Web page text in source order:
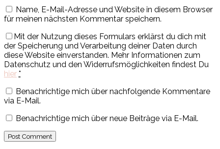
Name, E-Mail-Adresse und Website in diesem Browser
für meinen nächsten Kommentar speichern.
Mit der Nutzung dieses Formulars erklärst du dich mit
der Speicherung und Verarbeitung deiner Daten durch
diese Website einverstanden. Mehr Informationen zum
Datenschutz und den Widerrufsmöglichkeiten findest Du
hier *
Benachrichtige mich über nachfolgende Kommentare
via E-Mail.
Benachrichtige mich über neue Beiträge via E-Mail.